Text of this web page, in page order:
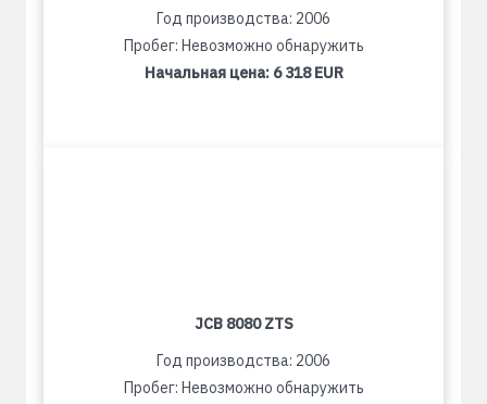
Год производства: 2006
Пробег: Невозможно обнаружить
Начальная цена: 6 318 EUR
JCB 8080 ZTS
Год производства: 2006
Пробег: Невозможно обнаружить